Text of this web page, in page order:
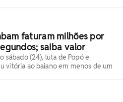
faturam milhões por
saiba valor
sábado (24), luta de Popó e
vitória ao baiano em menos de um